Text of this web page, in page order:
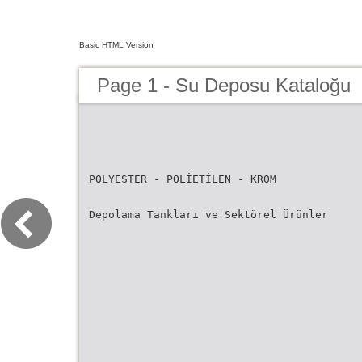
Basic HTML Version
Page 1 - Su Deposu Kataloğu
POLYESTER - POLİETİLEN - KROM
Depolama Tankları ve Sektörel Ürünler